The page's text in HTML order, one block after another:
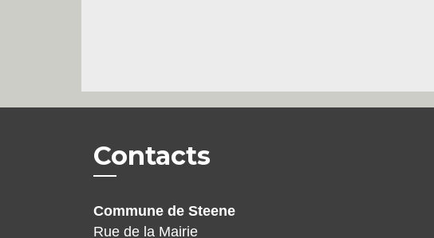
Contacts
Commune de Steene
Rue de la Mairie